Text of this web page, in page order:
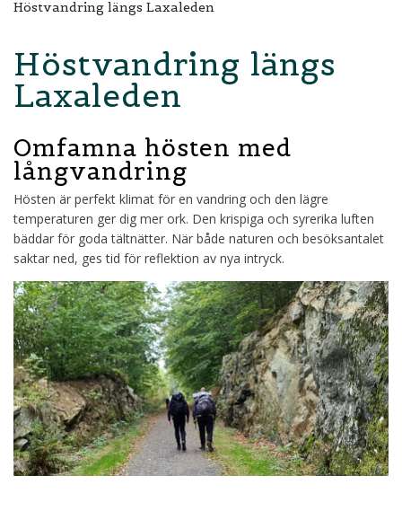
Höstvandring längs Laxaleden
Höstvandring längs
Laxaleden
Omfamna hösten med
långvandring
Hösten är perfekt klimat för en vandring och den lägre
temperaturen ger dig mer ork. Den krispiga och syrerika luften
bäddar för goda tältnätter. När både naturen och besöksantalet
saktar ned, ges tid för reflektion av nya intryck.